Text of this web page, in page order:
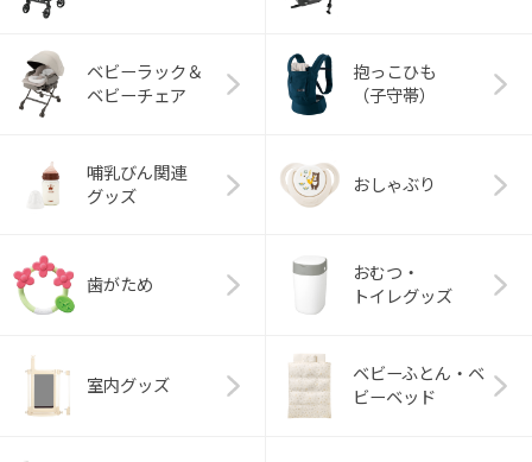
ベビーラック＆
ベビーチェア
抱っこひも
（子守帯）
哺乳びん関連
グッズ
おしゃぶり
歯がため
おむつ・
トイレグッズ
室内グッズ
ベビーふとん・ベ
ビーベッド